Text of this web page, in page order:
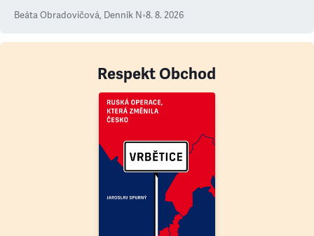
Beáta Obradovičová, Denník N•8. 8. 2026
Respekt Obchod